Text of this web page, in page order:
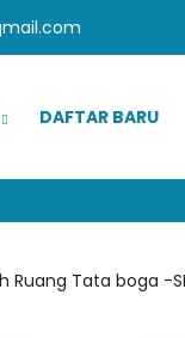
DAFTAR BARU
Tata boga -